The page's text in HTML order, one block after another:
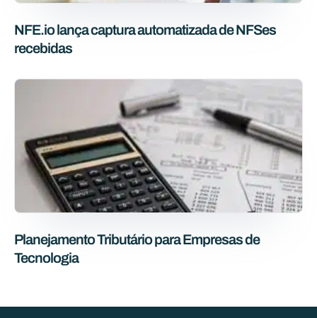
NFE.io lança captura automatizada de NFSes
recebidas
Planejamento Tributário para Empresas de
Tecnologia